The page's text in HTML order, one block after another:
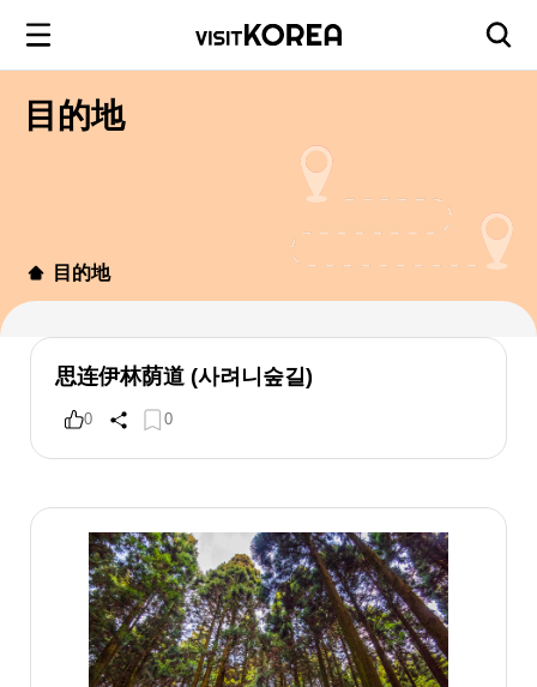
目的地
目的地
思连伊林荫道 (사려니숲길)
0 0